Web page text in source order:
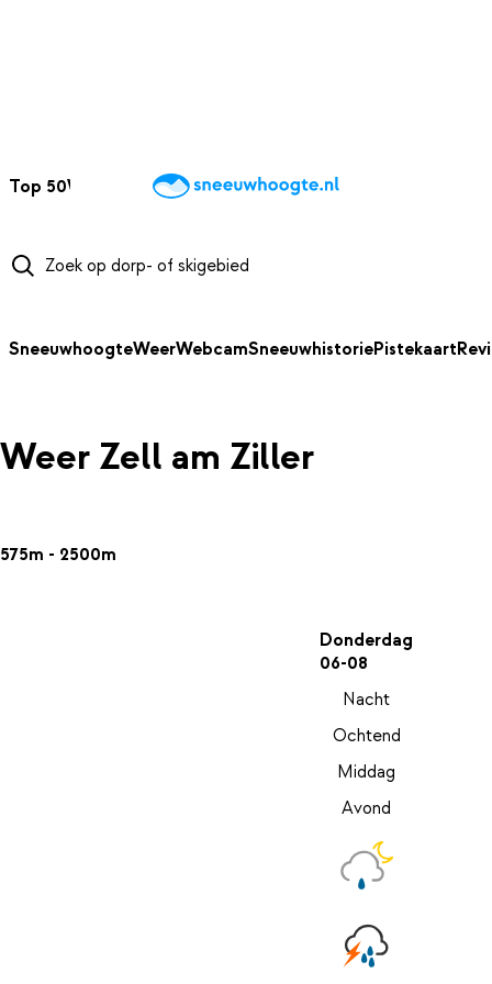
Top 50Webcams WintersportweerKaarten
SneeuwhoogteWeerWebcamSneeuwhistoriePistekaart
Weer Zell am Ziller
575m - 2500m
Donderdag
06-08
Nacht
Ochtend
Middag
Avond